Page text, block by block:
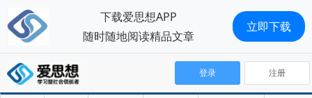
登录 注册
下载爱思想APP
随时随地阅读精品文章
立即下载